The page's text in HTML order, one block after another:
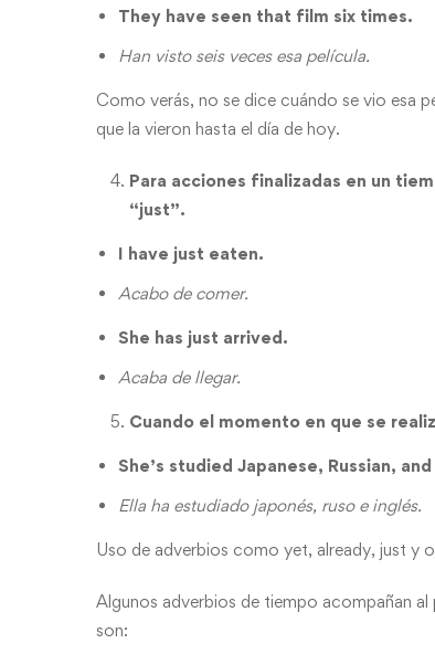
They have seen that film six times.
Han visto seis veces esa película.
Como verás, no se dice cuándo se vio esa
que la vieron hasta el día de hoy.
Para acciones finalizadas en un
“just”.
I have just eaten.
Acabo de comer.
She has just arrived.
Acaba de llegar.
Cuando el momento en que se
She’s studied Japanese, Russian, and
Ella ha estudiado japonés, ruso e inglés.
Uso de adverbios como yet, already, just y
Algunos adverbios de tiempo acompañan
son: